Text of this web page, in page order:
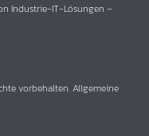
Industrie-IT-Lösungen –
vorbehalten. Allgemeine